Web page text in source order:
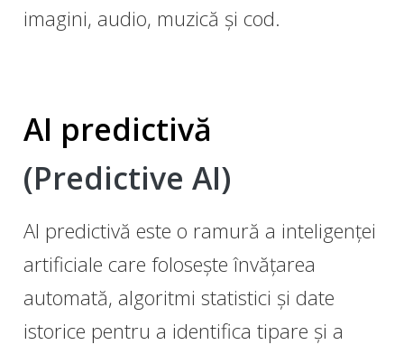
imagini, audio, muzică și cod.
AI predictivă
(Predictive AI)
AI predictivă este o ramură a inteligenței
artificiale care folosește învățarea
automată, algoritmi statistici și date
istorice pentru a identifica tipare și a